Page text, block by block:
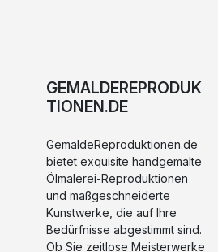
GEMALDEREPRODUK
TIONEN.DE
GemaldeReproduktionen.de
bietet exquisite handgemalte
Ölmalerei-Reproduktionen
und maßgeschneiderte
Kunstwerke, die auf Ihre
Bedürfnisse abgestimmt sind.
Ob Sie zeitlose Meisterwerke